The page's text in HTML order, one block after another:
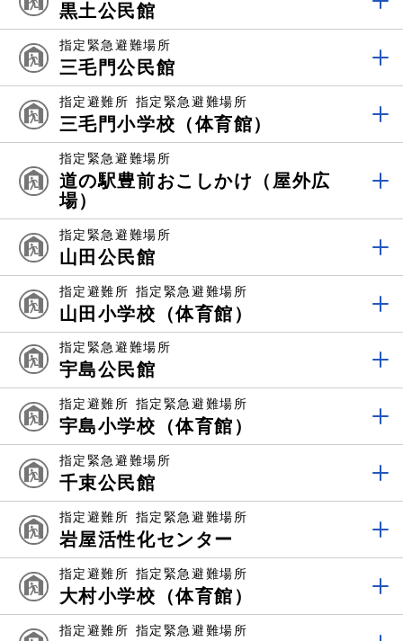
黒土公民館
指定緊急避難場所
三毛門公民館
指定避難所 指定緊急避難場所
三毛門小学校（体育館）
指定緊急避難場所
道の駅豊前おこしかけ（屋外広
場）
指定緊急避難場所
山田公民館
指定避難所 指定緊急避難場所
山田小学校（体育館）
指定緊急避難場所
宇島公民館
指定避難所 指定緊急避難場所
宇島小学校（体育館）
指定緊急避難場所
千束公民館
指定避難所 指定緊急避難場所
岩屋活性化センター
指定避難所 指定緊急避難場所
大村小学校（体育館）
指定避難所 指定緊急避難場所